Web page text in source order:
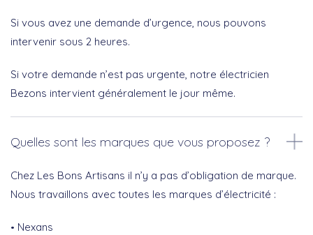
Si vous avez une demande d’urgence, nous pouvons
intervenir sous 2 heures.
Si votre demande n’est pas urgente, notre électricien
Bezons intervient généralement le jour même.
Quelles sont les marques que vous proposez ?
Chez Les Bons Artisans il n’y a pas d’obligation de marque.
Nous travaillons avec toutes les marques d’électricité :
Nexans